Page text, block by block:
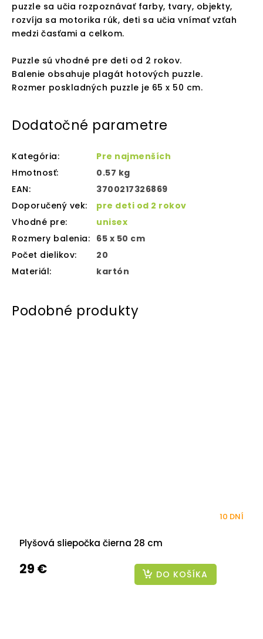
puzzle sa učia rozpoznávať farby, tvary, objekty,
rozvíja sa motorika rúk, deti sa učia vnímať vzťah
medzi časťami a celkom.
Puzzle sú vhodné pre deti od 2 rokov.
Balenie obsahuje plagát hotových puzzle.
Rozmer poskladných puzzle je 65 x 50 cm.
Dodatočné parametre
Kategória:
Pre najmenších
Hmotnosť:
0.57 kg
EAN:
3700217326869
Doporučený vek:
pre deti od 2 rokov
Vhodné pre:
unisex
Rozmery balenia: 65 x 50 cm
Počet dielikov:
20
Materiál: kartón
Plyšová sliepočka čierna 28 cm
10 DNÍ
29 € DO KOŠÍKA